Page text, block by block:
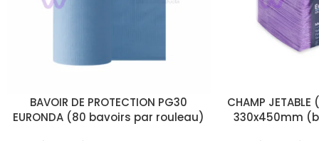
CHOIX DES OPTIONS
BAVOIR DE PROTECTION PG30
EURONDA (80 bavoirs par rouleau)
CHOIX DES
CHAMP
330x450mm